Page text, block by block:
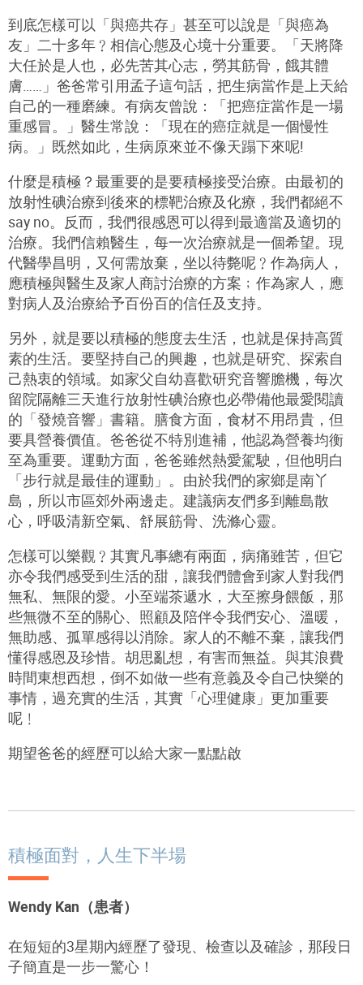
到底怎樣可以「與癌共存」甚至可以說是「與癌為
友」二十多年﹖相信心態及心境十分重要。「天將降
大任於是人也，必先苦其心志，勞其筋骨，餓其體
膚……」爸爸常引用孟子這句話，把生病當作是上天給
自己的一種磨練。有病友曾說：「把癌症當作是一場
重感冒。」醫生常說：「現在的癌症就是一個慢性
病。」既然如此，生病原來並不像天蹋下來呢!
什麼是積極？最重要的是要積極接受治療。由最初的
放射性碘治療到後來的標靶治療及化療，我們都絕不
say no。反而，我們很感恩可以得到最適當及適切的
治療。我們信賴醫生，每一次治療就是一個希望。現
代醫學昌明，又何需放棄，坐以待斃呢﹖作為病人，
應積極與醫生及家人商討治療的方案﹔作為家人，應
對病人及治療給予百份百的信任及支持。
另外，就是要以積極的態度去生活，也就是保持高質
素的生活。要堅持自己的興趣，也就是研究、探索自
己熱衷的領域。如家父自幼喜歡研究音響膽機，每次
留院隔離三天進行放射性碘治療也必帶備他最愛閱讀
的「發燒音響」書籍。膳食方面，食材不用昂貴，但
要具營養價值。爸爸從不特別進補，他認為營養均衡
至為重要。運動方面，爸爸雖然熱愛駕駛，但他明白
「步行就是最佳的運動」。由於我們的家鄉是南丫
島，所以市區郊外兩邊走。建議病友們多到離島散
心，呼吸清新空氣、舒展筋骨、洗滌心靈。
怎樣可以樂觀﹖其實凡事總有兩面，病痛雖苦，但它
亦令我們感受到生活的甜，讓我們體會到家人對我們
無私、無限的愛。小至端茶遞水，大至擦身餵飯，那
些無微不至的關心、照顧及陪伴令我們安心、溫暖，
無助感、孤單感得以消除。家人的不離不棄，讓我們
懂得感恩及珍惜。胡思亂想，有害而無益。與其浪費
時間東想西想，倒不如做一些有意義及令自己快樂的
事情，過充實的生活，其實「心理健康」更加重要
呢﹗
期望爸爸的經歷可以給大家一點點啟
積極面對，人生下半場
Wendy Kan（患者）
在短短的3星期內經歷了發現、檢查以及確診，那段日
子簡直是一步一驚心！